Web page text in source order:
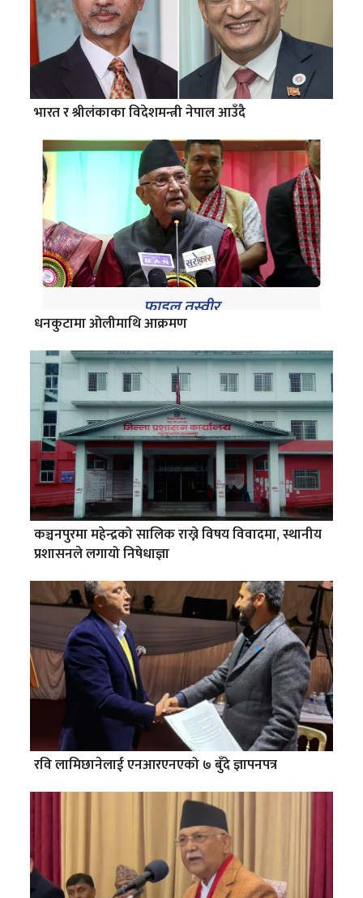
भारत र श्रीलंकाका विदेशमन्त्री नेपाल आउँदै
धनकुटामा ओलीमाथि आक्रमण
कञ्चनपुरमा महेन्द्रको सालिक राख्ने विषय विवादमा, स्थानीय
प्रशासनले लगायो निषेधाज्ञा
रवि लामिछानेलाई एनआरएनएको ७ बुँदे ज्ञापनपत्र